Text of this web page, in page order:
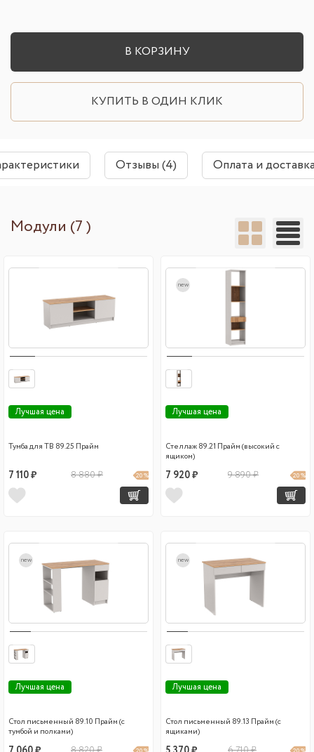
В КОРЗИНУ
КУПИТЬ В ОДИН КЛИК
Отзывы (4) Оплата и
Модули (7 )
Лучшая цена
Тумба для ТВ 89.25 Прайм
7 110 ₽ 8 880 ₽ 20 %
new
Лучшая цена
Стеллаж 89.21 Прайм (высокий с
ящиком)
7 920 ₽ 9 890 ₽ 20 %
new
Лучшая цена
Стол письменный 89.10 Прайм (с
тумбой и полками)
new
Лучшая цена
Стол письменный 89.13 Прайм (с
ящиками)